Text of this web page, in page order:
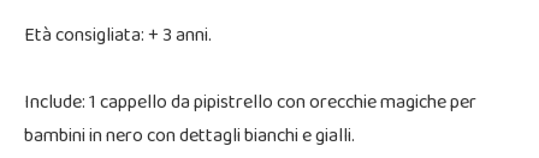
Età consigliata: + 3 anni.
Include: 1 cappello da pipistrello con orecchie magiche per
bambini in nero con dettagli bianchi e gialli.